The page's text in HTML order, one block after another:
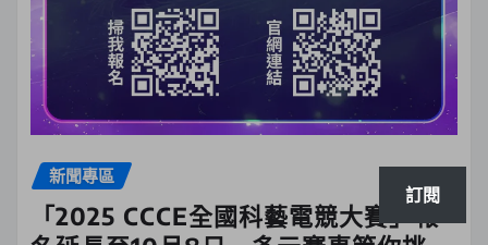
新聞專區
「2025 CCCE全國科藝電競大賽」報
訂閱